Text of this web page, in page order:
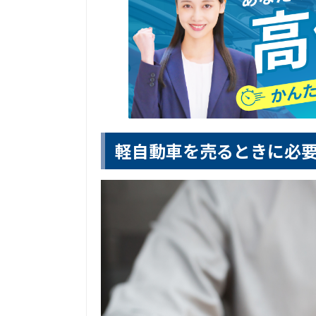
軽自動車を売るときに必